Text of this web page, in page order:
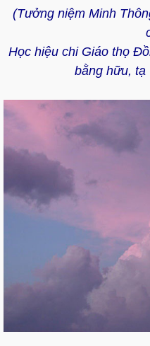
(Tưởng niệm Minh
Học hiệu chi Giáo thọ
bằng hữu, tạ